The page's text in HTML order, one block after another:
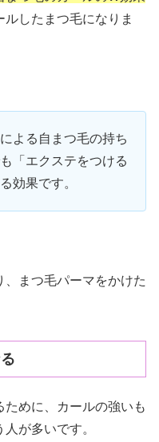
したまつ毛になりま
よる自まつ毛の持ち
「エクステをつける
効果です。
まつ毛パーマをかけた
ために、カールの強いも
が多いです。